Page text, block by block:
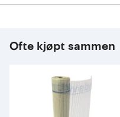
Ofte kjøpt sammen